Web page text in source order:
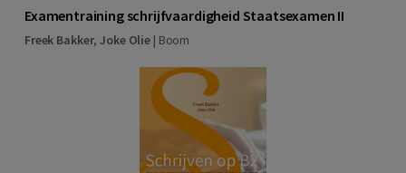
Examentraining schrijfvaardigheid Staatsexamen II
Freek Bakker,Joke Olie | Boom